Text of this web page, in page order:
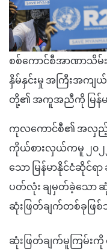
စစ်ကောင်စီအာဏာသိမ်း
နှိမ်နှင်းမှု အကြီးအကျ
တို့၏ အကူအညီကို မြန်
ကုလကောင်စီ၏ အလှည့်က
ကိုယ်စားလှယ်ကမူ ၂၀၂
သော မြန်မာနိုင်ငံဆိုင်
ပတ်လုံး ချမှတ်ခဲ့သော
ဆုံးဖြတ်ချက်တစ်ခုဖ
ဆုံးဖြတ်ချက်မူကြမ်းကို